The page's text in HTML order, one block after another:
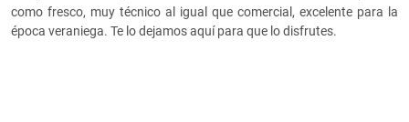
como fresco, muy técnico al igual que comercial, excelente para la
época veraniega. Te lo dejamos aquí para que lo disfrutes.